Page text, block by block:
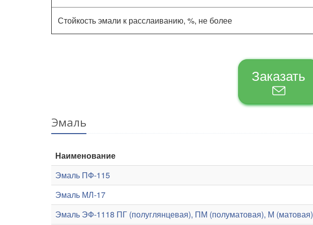
Стойкость эмали к расслаиванию, %, не более
Заказать
Эмаль
Наименование
Эмаль ПФ-115
Эмаль МЛ-17
Эмаль ЭФ-1118 ПГ (полуглянцевая), ПМ (полуматовая), М (матовая)